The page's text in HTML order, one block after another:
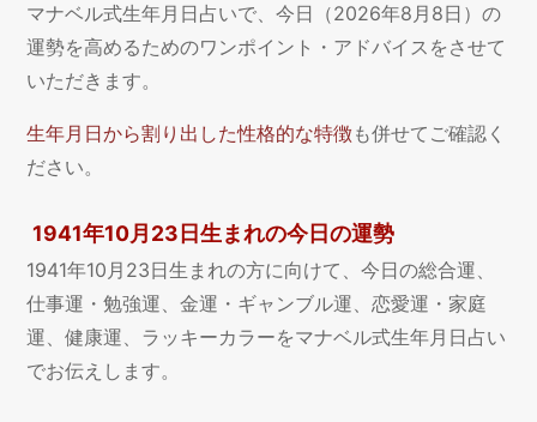
マナベル式生年月日占いで、今日（2026年8月8日）の
運勢を高めるためのワンポイント・アドバイスをさせて
いただきます。
生年月日から割り出した性格的な特徴も併せてご確認く
ださい。
1941年10月23日生まれの今日の運勢
1941年10月23日生まれの方に向けて、今日の総合運、
仕事運・勉強運、金運・ギャンブル運、恋愛運・家庭
運、健康運、ラッキーカラーをマナベル式生年月日占い
でお伝えします。